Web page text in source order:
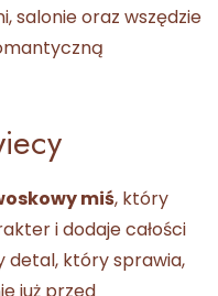
salonie oraz wszędzie
miś, który
i dodaje całości
detal, który sprawia,
już przed